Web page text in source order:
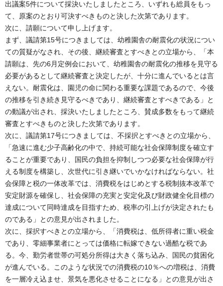
出議案5件について採決いたしましたところ、いずれも総員をもっ
て、原案のとおり可決すべきものと決した次第であります。
次に、請願について申し上げます。
まず、議請第15号につきましては、幼稚園舎の耐震化の状況につい
ての質疑がなされ、その後、継続審査とすべきとの立場から、「本
請願は、先の6月定例会において、幼稚園舎の耐震化の推移を見守る
必要があるとして継続審査と決定したが、十分に進んでいるとは言
えない。耐震化は、園児の命に関わる重要な課題であるので、今後
の推移を引き続き見守るべきであり、継続審査とすべきである」と
の動議が出され、採決いたしましたところ、賛成多数をもって継続
審査とすべきものと決した次第であります。
次に、議請第17号につきましては、不採択とすべきとの立場から、
「急速に進む少子高齢化の中で、持続可能な社会保障制度を確立す
ることが重要であり、国民の負担を抑制しつつ必要な社会保障が行
える制度を構築し、次世代に引き継いでいかなければならない。社
会保障と税の一体改革では、消費税をはじめとする税制抜本改革で
安定財源を確保し、社会保障の充実と安定化及び財政健全化目標の
達成について同時達成を目指すため、税率の引上げが決定されたも
のである」との意見が出されました。
次に、採択すべきとの立場から、「消費税は、低所得者に重い税金
であり、零細事業者にとっては価格に転嫁できない過酷な税であ
る。今、勤労者世帯の可処分所得は大きく落ち込み、国民の貧困化
が進んでいる。このような状況での消費税の10％への増税は、消費
を一層冷え込ませ、景気を悪化させることになる」との意見が出さ